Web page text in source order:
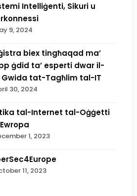
Intelliġenti, Sikuri u
9, 2024
biex tingħaqad ma’
ġdid ta’ esperti dwar il-
Gwida tat-Tagħlim tal-IT
30, 2024
tal-Internet tal-Oġġetti
1, 2023
11, 2023